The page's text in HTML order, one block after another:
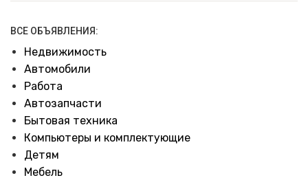
ВСЕ ОБЪЯВЛЕНИЯ:
Недвижимость
Автомобили
Работа
Автозапчасти
Бытовая техника
Компьютеры и комплектующие
Детям
Мебель